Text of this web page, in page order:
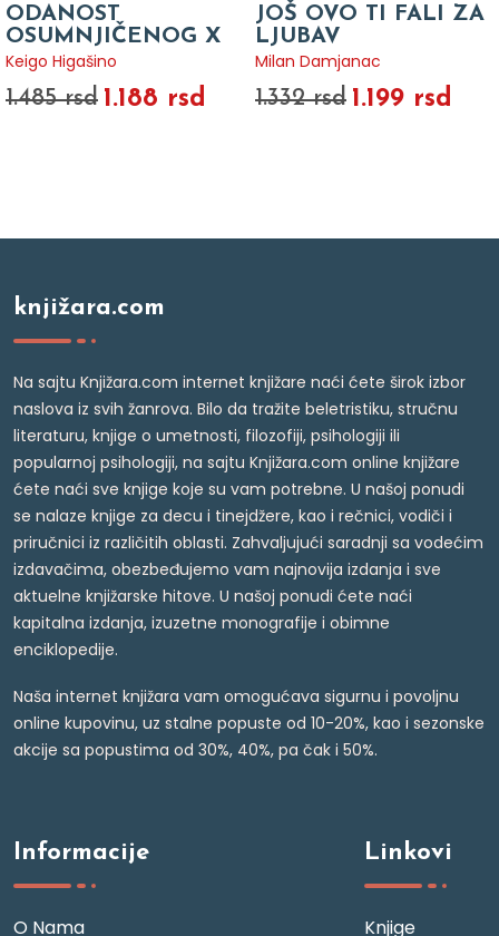
ODANOST
OSUMNJIČENOG X
Keigo Higašino
1.485 rsd 1.188 rsd
JOŠ OVO TI FALI ZA
LJUBAV
Milan Damjanac
1.332 rsd 1.199 rsd
knjižara.com
Na sajtu Knjižara.com internet knjižare naći ćete širok izbor
naslova iz svih žanrova. Bilo da tražite beletristiku, stručnu
literaturu, knjige o umetnosti, filozofiji, psihologiji ili
popularnoj psihologiji, na sajtu Knjižara.com online knjižare
ćete naći sve knjige koje su vam potrebne. U našoj ponudi
se nalaze knjige za decu i tinejdžere, kao i rečnici, vodiči i
priručnici iz različitih oblasti. Zahvaljujući saradnji sa vodećim
izdavačima, obezbeđujemo vam najnovija izdanja i sve
aktuelne knjižarske hitove. U našoj ponudi ćete naći
kapitalna izdanja, izuzetne monografije i obimne
enciklopedije.
Naša internet knjižara vam omogućava sigurnu i povoljnu
online kupovinu, uz stalne popuste od 10-20%, kao i sezonske
akcije sa popustima od 30%, 40%, pa čak i 50%.
Informacije
O Nama
Linkovi
Knjige